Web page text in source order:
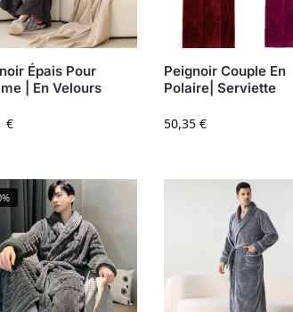
Épais Pour
| En Velours
€
Peignoir Couple En
Polaire| Serviette
50,35€